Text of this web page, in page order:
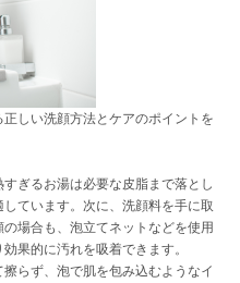
しい洗顔方法とケアのポイントを
ぎるお湯は必要な皮脂まで落とし
ています。次に、洗顔料を手に取
場合も、泡立てネットなどを使用
果的に汚れを吸着できます。
らず、泡で肌を包み込むようなイ